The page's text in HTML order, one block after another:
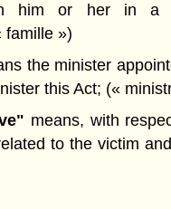
him or her in a
famille »)
the minister
this Act; («
means, with
to the victim